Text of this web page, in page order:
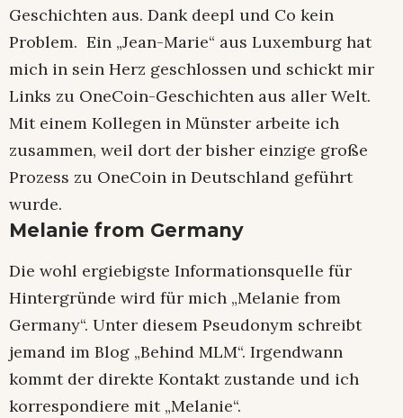
Geschichten aus. Dank deepl und Co kein
Problem. Ein „Jean-Marie“ aus Luxemburg hat
mich in sein Herz geschlossen und schickt mir
Links zu OneCoin-Geschichten aus aller Welt.
Mit einem Kollegen in Münster arbeite ich
zusammen, weil dort der bisher einzige große
Prozess zu OneCoin in Deutschland geführt
wurde.
Melanie from Germany
Die wohl ergiebigste Informationsquelle für
Hintergründe wird für mich „Melanie from
Germany“. Unter diesem Pseudonym schreibt
jemand im Blog „Behind MLM“. Irgendwann
kommt der direkte Kontakt zustande und ich
korrespondiere mit „Melanie“.